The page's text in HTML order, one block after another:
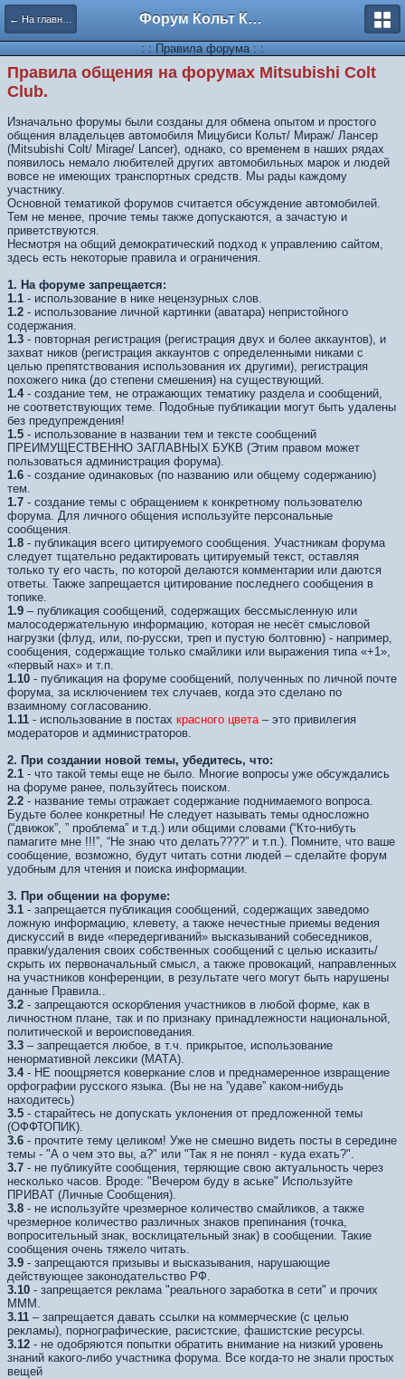
← На главную Форум Кольт Клуб
: : Правила форума : :
Правила общения на форумах Mitsubishi Colt
Club.
Изначально форумы были созданы для обмена опытом и простого
общения владельцев автомобиля Мицубиси Кольт/ Мираж/ Лансер
(Mitsubishi Colt/ Mirage/ Lancer), однако, со временем в наших рядах
появилось немало любителей других автомобильных марок и людей
вовсе не имеющих транспортных средств. Мы рады каждому
участнику.
Основной тематикой форумов считается обсуждение автомобилей.
Тем не менее, прочие темы также допускаются, а зачастую и
приветствуются.
Несмотря на общий демократический подход к управлению сайтом,
здесь есть некоторые правила и ограничения.
1. На форуме запрещается:
1.1 - использование в нике нецензурных слов.
1.2 - использование личной картинки (аватара) непристойного
содержания.
1.3 - повторная регистрация (регистрация двух и более аккаунтов), и
захват ников (регистрация аккаунтов с определенными никами с
целью препятствования использования их другими), регистрация
похожего ника (до степени смешения) на существующий.
1.4- создание тем, не отражающих тематику раздела и сообщений,
не соответствующих теме. Подобные публикации могут быть удалены
без предупреждения!
1.5 - использование в названии тем и тексте сообщений
ПРЕИМУЩЕСТВЕННО ЗАГЛАВНЫХ БУКВ (Этим правом может
пользоваться администрация форума).
1.6 - создание одинаковых (по названию или общему содержанию)
тем.
1.7 - создание темы с обращением к конкретному пользователю
форума. Для личного общения используйте персональные
сообщения.
1.8 - публикация всего цитируемого сообщения. Участникам форума
следует тщательно редактировать цитируемый текст, оставляя
только ту его часть, по которой делаются комментарии или даются
ответы. Также запрещается цитирование последнего сообщения в
топике.
1.9 – публикация сообщений, содержащих бессмысленную или
малосодержательную информацию, которая не несёт смысловой
нагрузки (флуд, или, по-русски, треп и пустую болтовню) - например,
сообщения, содержащие только смайлики или выражения типа «+1»,
«первый нах» и т.п.
1.10 - публикация на форуме сообщений, полученных по личной почте
форума, за исключением тех случаев, когда это сделано по
взаимному согласованию.
1.11 - использование в постах красного цвета– это привилегия
модераторов и администраторов.
2. При создании новой темы, убедитесь, что:
2.1 - что такой темы еще не было. Многие вопросы уже обсуждались
на форуме ранее, пользуйтесь поиском.
2.2 - название темы отражает содержание поднимаемого вопроса.
Будьте более конкретны! Не следует называть темы односложно
(“движок”, ” проблема” и т.д.) или общими словами (“Кто-нибуть
памагите мне !!!”, “Не знаю что делать????” и т.п.). Помните, что ваше
сообщение, возможно, будут читать сотни людей – сделайте форум
удобным для чтения и поиска информации.
3. При общении на форуме:
3.1 - запрещается публикация сообщений, содержащих заведомо
ложную информацию, клевету, а также нечестные приемы ведения
дискуссий в виде «передергиваний» высказываний собеседников,
правки/удаления своих собственных сообщений с целью исказить/
скрыть их первоначальный смысл, а также провокаций, направленных
на участников конференции, в результате чего могут быть нарушены
данные Правила..
3.2 - запрещаются оскорбления участников в любой форме, как в
личностном плане, так и по признаку принадлежности национальной,
политической и вероисповедания.
3.3 – запрещается любое, в т.ч. прикрытое, использование
ненормативной лексики (МАТА).
3.4- НЕ поощряется коверкание слов и преднамеренное извращение
орфографии русского языка. (Вы не на ”удаве” каком-нибудь
находитесь)
3.5 - старайтесь не допускать уклонения от предложенной темы
(ОФФТОПИК).
3.6 - прочтите тему целиком! Уже не смешно видеть посты в середине
темы - "А о чем это вы, а?" или "Так я не понял - куда ехать?".
3.7 - не публикуйте сообщения, теряющие свою актуальность через
несколько часов. Вроде: "Вечером буду в аське" Используйте
ПРИВАТ (Личные Сообщения).
3.8 - не используйте чрезмерное количество смайликов, а также
чрезмерное количество различных знаков препинания (точка,
вопросительный знак, восклицательный знак) в сообщении. Такие
сообщения очень тяжело читать.
3.9 - запрещаются призывы и высказывания, нарушающие
действующее законодательство РФ.
3.10 - запрещается реклама "реального заработка в сети" и прочих
МММ.
3.11 – запрещается давать ссылки на коммерческие (с целью
рекламы), порнографические, расистские, фашистские ресурсы.
3.12 - не одобряются попытки обратить внимание на низкий уровень
знаний какого-либо участника форума. Все когда-то не знали простых
вещей